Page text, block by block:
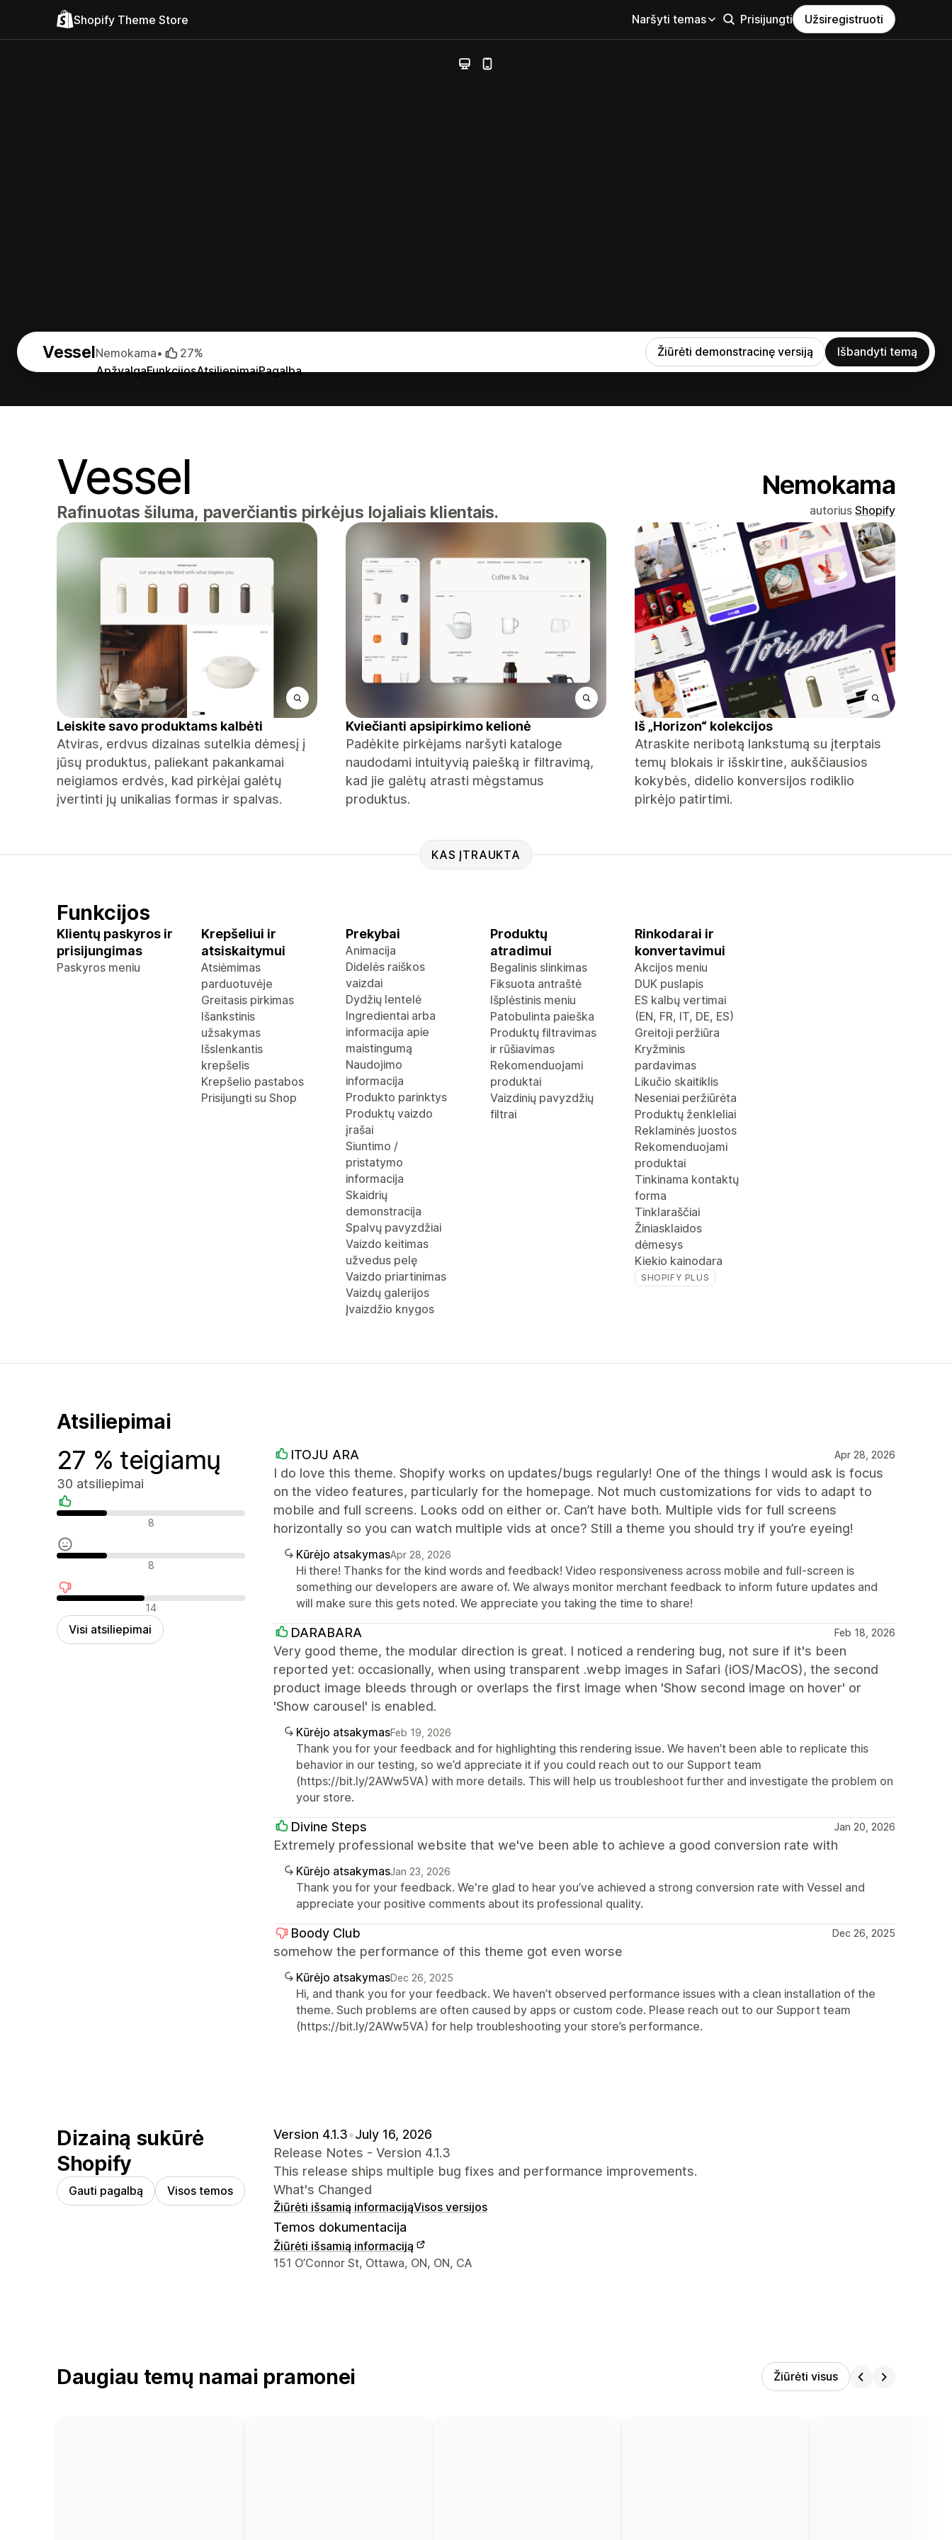
Shopify Theme Store Naršyti temas Prisijungti Užsiregistruoti
Vessel
ApžvalgaFunkcijosAtsiliepimaiPagalba
Nemokama• 27% Žiūrėti demonstracinę versiją Išbandyti temą
Vessel Nemokama
Rafinuotas šiluma, paverčiantis pirkėjus lojaliais klientais. autorius Shopify
Leiskite savo produktams kalbėti
Atviras, erdvus dizainas sutelkia dėmesį į
jūsų produktus, paliekant pakankamai
neigiamos erdvės, kad pirkėjai galėtų
įvertinti jų unikalias formas ir spalvas.
Kviečianti apsipirkimo kelionė
Padėkite pirkėjams naršyti kataloge
naudodami intuityvią paiešką ir filtravimą,
kad jie galėtų atrasti mėgstamus
produktus.
Iš „Horizon“ kolekcijos
Atraskite neribotą lankstumą su įterptais
temų blokais ir išskirtine, aukščiausios
kokybės, didelio konversijos rodiklio
pirkėjo patirtimi.
KAS ĮTRAUKTA
Funkcijos
Klientų paskyros ir
prisijungimas
Paskyros meniu
Krepšeliui ir
atsiskaitymui
Atsiėmimas
parduotuvėje
Greitasis pirkimas
Išankstinis
užsakymas
Išslenkantis
krepšelis
Krepšelio pastabos
Prisijungti su Shop
Prekybai
Animacija
Didelės raiškos
vaizdai
Dydžių lentelė
Ingredientai arba
informacija apie
maistingumą
Naudojimo
informacija
Produkto parinktys
Produktų vaizdo
įrašai
Siuntimo /
pristatymo
informacija
Skaidrių
demonstracija
Spalvų pavyzdžiai
Vaizdo keitimas
užvedus pelę
Vaizdo priartinimas
Vaizdų galerijos
Įvaizdžio knygos
Produktų
atradimui
Begalinis slinkimas
Fiksuota antraštė
Išplėstinis meniu
Patobulinta paieška
Produktų filtravimas
ir rūšiavimas
Rekomenduojami
produktai
Vaizdinių pavyzdžių
filtrai
Rinkodarai ir
konvertavimui
Akcijos meniu
DUK puslapis
ES kalbų vertimai
(EN, FR, IT, DE, ES)
Greitoji peržiūra
Kryžminis
pardavimas
Likučio skaitiklis
Neseniai peržiūrėta
Produktų ženkleliai
Reklaminės juostos
Rekomenduojami
produktai
Tinkinama kontaktų
forma
Tinklaraščiai
Žiniasklaidos
dėmesys
Kiekio kainodara
SHOPIFY PLUS
Atsiliepimai
27 % teigiamų
30 atsiliepimai
Teigiami atsiliepimai
8
Neutralūs atsiliepimai
8
Neigiami atsiliepimai
14
Visi atsiliepimai
ITOJU ARA Apr 28, 2026
I do love this theme. Shopify works on updates/bugs regularly! One of the things I would ask is focus
on the video features, particularly for the homepage. Not much customizations for vids to adapt to
mobile and full screens. Looks odd on either or. Can’t have both. Multiple vids for full screens
horizontally so you can watch multiple vids at once? Still a theme you should try if you’re eyeing!
Kūrėjo atsakymasApr 28, 2026
Hi there! Thanks for the kind words and feedback! Video responsiveness across mobile and full-screen is
something our developers are aware of. We always monitor merchant feedback to inform future updates and
will make sure this gets noted. We appreciate you taking the time to share!
DARABARA Feb 18, 2026
Very good theme, the modular direction is great. I noticed a rendering bug, not sure if it's been
reported yet: occasionally, when using transparent .webp images in Safari (iOS/MacOS), the second
product image bleeds through or overlaps the first image when 'Show second image on hover' or
'Show carousel' is enabled.
Kūrėjo atsakymasFeb 19, 2026
Thank you for your feedback and for highlighting this rendering issue. We haven’t been able to replicate this
behavior in our testing, so we’d appreciate it if you could reach out to our Support team
(https://bit.ly/2AWw5VA) with more details. This will help us troubleshoot further and investigate the problem on
your store.
Divine Steps Jan 20, 2026
Extremely professional website that we've been able to achieve a good conversion rate with
Kūrėjo atsakymasJan 23, 2026
Thank you for your feedback. We're glad to hear you’ve achieved a strong conversion rate with Vessel and
appreciate your positive comments about its professional quality.
Boody Club Dec 26, 2025
somehow the performance of this theme got even worse
Kūrėjo atsakymasDec 26, 2025
Hi, and thank you for your feedback. We haven’t observed performance issues with a clean installation of the
theme. Such problems are often caused by apps or custom code. Please reach out to our Support team
(https://bit.ly/2AWw5VA) for help troubleshooting your store’s performance.
Dizainą sukūrė
Shopify
Gauti pagalbą Visos temos
Version 4.1.3•July 16, 2026
Release Notes - Version 4.1.3
This release ships multiple bug fixes and performance improvements.
What's Changed
Žiūrėti išsamią informacijąVisos versijos
Temos dokumentacija
Žiūrėti išsamią informaciją
Kūrėjo kontaktiniai duomenys
151 O’Connor St, Ottawa, ON, ON, CA
Daugiau temų namai pramonei Žiūrėti visus